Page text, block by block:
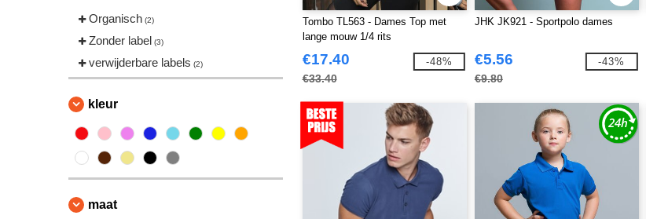
Organisch (2)
Zonder label (3)
verwijderbare labels (2)
kleur
maat
Tombo TL563 - Dames Top met
lange mouw 1/4 rits
€17.40
€33.40
-48%
JHK JK921 - Sportpolo dames
€5.56
€9.80
-43%